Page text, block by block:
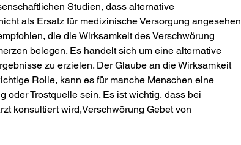
Studien, dass alternative
als Ersatz für medizinische Versorgung angesehen
die die Wirksamkeit des Verschwörung
belegen. Es handelt sich um eine alternative
zu erzielen. Der Glaube an die Wirksamkeit
Rolle, kann es für manche Menschen eine
oder Trostquelle sein. Es ist wichtig, dass bei
konsultiert wird,Verschwörung Gebet von